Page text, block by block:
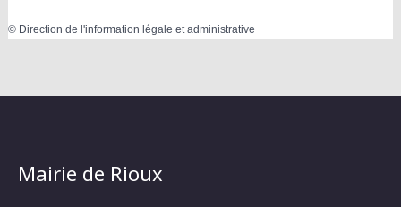
© Direction de l'information légale et administrative
Mairie de Rioux